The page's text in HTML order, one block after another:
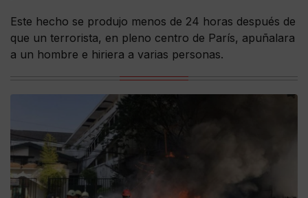
Este hecho se produjo menos de 24 horas después de
que un terrorista, en pleno centro de París, apuñalara
a un hombre e hiriera a varias personas.